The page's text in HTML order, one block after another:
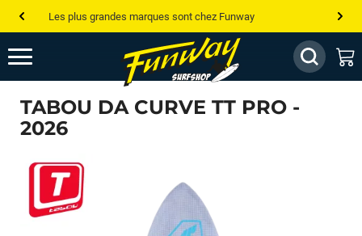
Les plus grandes marques sont chez Funway
Jusqu’à -75% de remise sur le windsurf, wingfoil, etc...
💰 Meilleur prix garanti — Moins cher ailleurs ? On s’aligne !
Besoin de conseils de pro ? Appelle nous !
TABOU DA CURVE TT PRO -
2026